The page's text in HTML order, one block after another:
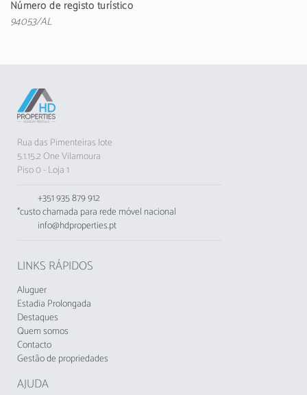
máquina de lavar, forno, máquina de lavar
Golfe Dom Pedro Millennium, o apartamento
está estrategicamente situado. A praia de
km, e o aeroporto de Faro a 27 km. Com
estacionamento privado no edifício, ar
condicionado na sala e em alguns quartos, este
O exterior convida a momentos de lazer com
jardim, terraço e churrasqueira. Note-se que
grupos jovens, e é proibido fumar no interior
do apartamento.
O alojamento não aceita grupos de jovens,
idade mínima permitida: 25 anos.
desde 1 de novembro de 2024, deverá cobrada
Número de registo turístico
94053/AL
Rua das Pimenteiras lote
5.1.15.2 One Vilamoura
Piso 0 - Loja 1
+351 935 879 912
*custo chamada para rede móvel nacional
info@hdproperties.pt
LINKS RÁPIDOS
Aluguer
Estadia Prolongada
Destaques
Quem somos
Contacto
Gestão de propriedades
AJUDA